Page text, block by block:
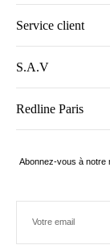
Service client
S.A.V
Redline Paris
Abonnez-vous à notre
Votre email